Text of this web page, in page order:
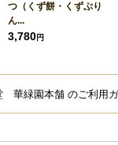
つ（くず餅・くずぷり
ん...
3,780円
華緑園本舗 のご利用